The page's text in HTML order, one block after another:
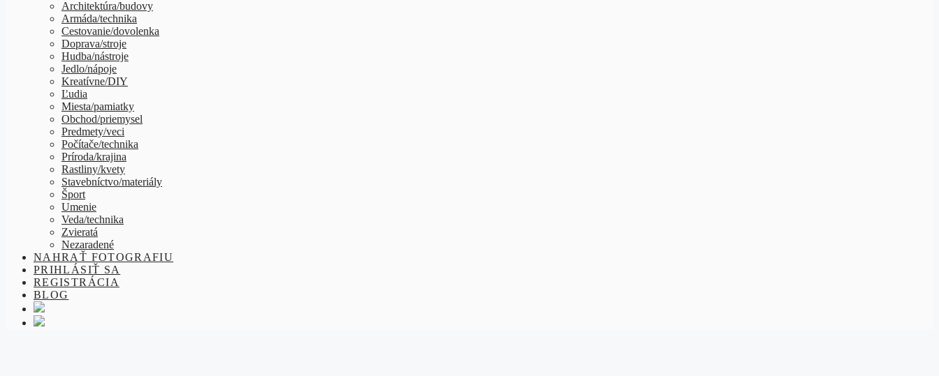
Architektúra/budovy
Armáda/technika
Cestovanie/dovolenka
Doprava/stroje
Hudba/nástroje
Jedlo/nápoje
Kreatívne/DIY
Ľudia
Miesta/pamiatky
Obchod/priemysel
Predmety/veci
Počítače/technika
Príroda/krajina
Rastliny/kvety
Stavebníctvo/materiály
Šport
Umenie
Veda/technika
Zvieratá
Nezaradené
NAHRAŤ FOTOGRAFIU
PRIHLÁSIŤ SA
REGISTRÁCIA
BLOG